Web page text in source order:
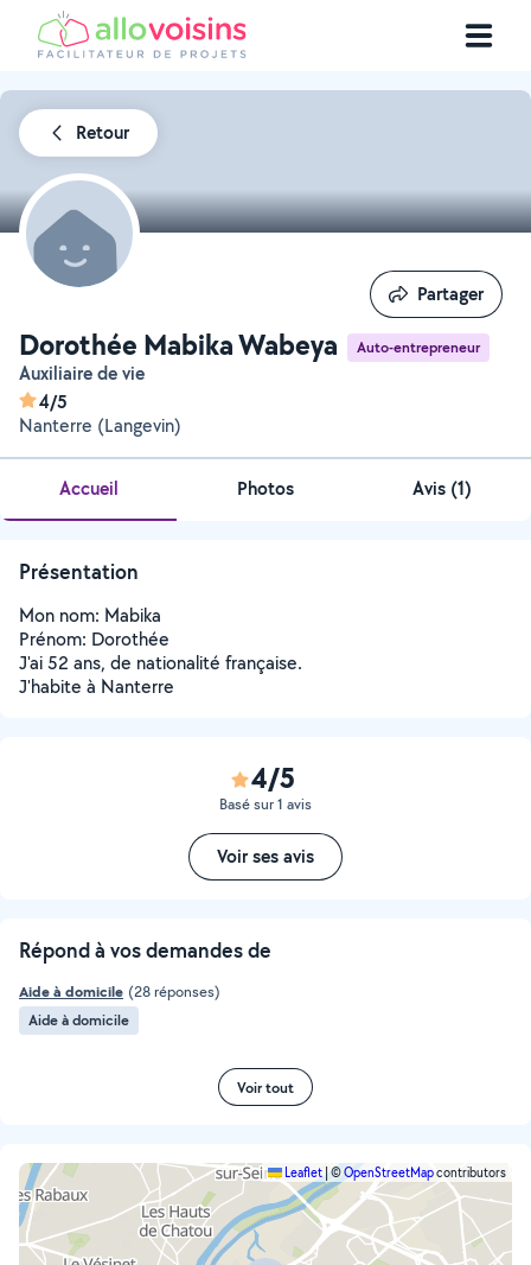
Retour
Dorothée Mabika Wabeya Auto-entrepreneur
Auxiliaire de vie
4/5
Nanterre (Langevin)
Partager
Partager
Accueil Photos Avis (1)
Présentation
Mon nom: Mabika
Prénom: Dorothée
J'ai 52 ans, de nationalité française.
J'habite à Nanterre
4/5
Basé sur 1 avis
Voir ses avis
Répond à vos demandes de
Aide à domicile (28 réponses)
Aide à domicile
Voir tout
Leaflet|©OpenStreetMapcontributors